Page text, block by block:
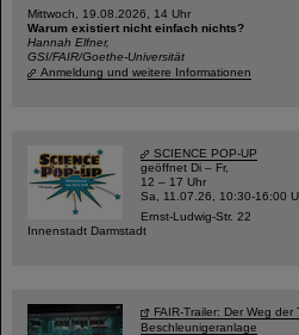
Mittwoch, 19.08.2026, 14 Uhr
Warum existiert nicht einfach nichts?
Hannah Elfner,
GSI/FAIR/Goethe-Universität
Anmeldung und weitere Informationen
SCIENCE POP-UP
geöffnet Di – Fr,
12 – 17 Uhr
Sa, 11.07.26, 10:30-16:00
Ernst-Ludwig-Str. 22
Innenstadt Darmstadt
FAIR-Trailer: Der Weg der
Beschleunigeranlage